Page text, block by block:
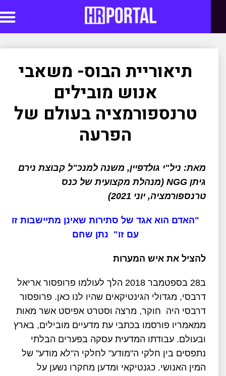
תיאוריית הבוס- משאבי
אנוש מובילים
טרנספורמציה בעולם של
הפרעה
מאת: ניל"י גולדפיין, משנה למנכ"ל קבוצת נירם
גיתן NGG (מנהלת מקצועית של כנס
טרנספורמציה, יוני 2021)
"האדם הוא אגד של סתירות שאינן מתיישבות זו
עם זו" נתן שחם
להציל את איש המערות
ב28 בספטמבר 2018 הלך לעולמו פרופסור אריאל
דרבסי, מגדולי הגינטיקאים שהיו לנו כאן. פרופסור
דרבסי היה חוקר, מרצה וסטרט אפיסט אשר מאות
ממאמריו פורסמו בכתבי עת מדעיים מובילים, בארץ
ובעולם. עבודתו המדעית עסקה בפערים הבלתי
נתפסים בין חלקי ה"מודע" לחלקי ה"לא מודע" של
המין האנושי. כגנטיקאי ומדען מחקרו נשען על